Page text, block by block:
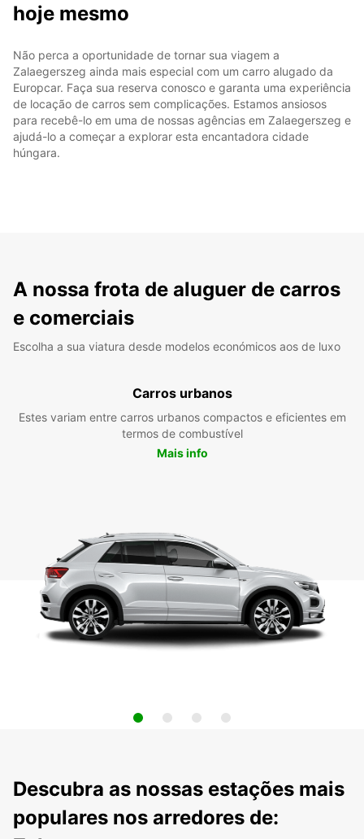
hoje mesmo
Não perca a oportunidade de tornar sua viagem a
Zalaegerszeg ainda mais especial com um carro alugado da
Europcar. Faça sua reserva conosco e garanta uma experiência
de locação de carros sem complicações. Estamos ansiosos
para recebê-lo em uma de nossas agências em Zalaegerszeg e
ajudá-lo a começar a explorar esta encantadora cidade
húngara.
A nossa frota de aluguer de carros
e comerciais
Escolha a sua viatura desde modelos económicos aos de luxo
Carros urbanos
Estes variam entre carros urbanos compactos e eficientes em
termos de combustível
Mais info
Descubra as nossas estações mais
populares nos arredores de: